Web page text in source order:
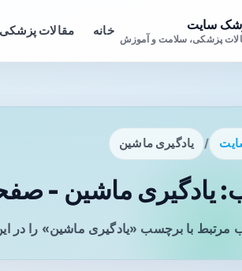
سایت
پزشکی، سلامت و آموزش
خانه مقالات پزشکی
/ یادگیری ماشین
یادگیری ماشین -
مرتبط با برچسب «یادگیری ماشین» را در